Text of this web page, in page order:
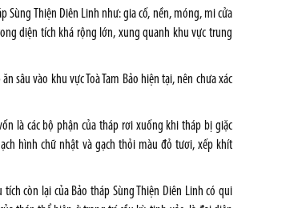
Sùng Thiện Diên Linh như: gia cố, nền, móng, mi cửa
diện tích khá rộng lớn, xung quanh khu vực trung
sâu vào khu vực Toà Tam Bảo hiện tại, nên chư­a xác
là các bộ phận của tháp rơi xuống khi tháp bị giặc
hình chữ nhật và gạch thỏi màu đỏ tư­ơi, xếp khít
còn lại của Bảo tháp Sùng Thiện Diên Linh có qui